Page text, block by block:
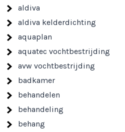
aldiva
aldiva kelderdichting
aquaplan
aquatec vochtbestrijding
avw vochtbestrijding
badkamer
behandelen
behandeling
behang